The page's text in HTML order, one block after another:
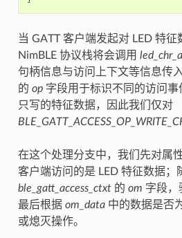
当 GATT 客户端发起对 LED 特征
NimBLE 协议栈将会调用
句柄信息与访问上下文等信息传
的 op字段用于标识不同的访问事
只写的特征数据，因此我们仅对
在这个处理分支中，我们先对属
客户端访问的是 LED 特征数据；
ble_gatt_access_ctxt的 om 字段，
最后根据 om_data中的数据是否
或熄灭操作。